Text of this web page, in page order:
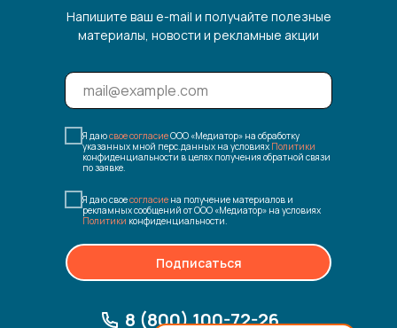
Напишите ваш e-mail и получайте полезные
материалы, новости и рекламные акции
Я даюсвое согласиеООО «Медиатор» на обработку
указанных мной перс.данных на условиях Политики
конфиденциальности в целях получения обратной связи
по заявке.
Я даю своесогласие на получение материалов и
рекламных сообщений от ООО «Медиатор» на условиях
Политики конфиденциальности.
Подписаться
8 (800) 100-72-26